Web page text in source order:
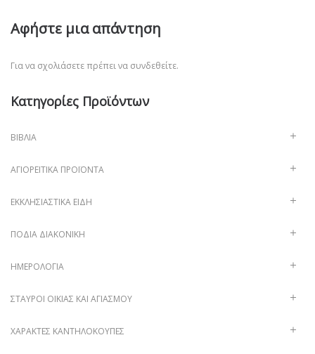
Αφήστε μια απάντηση
Για να σχολιάσετε πρέπει να συνδεθείτε.
Κατηγορίες Προϊόντων
ΒΙΒΛΊΑ
ΑΓΙΟΡΕΊΤΙΚΑ ΠΡΟΪΌΝΤΑ
ΕΚΚΛΗΣΙΑΣΤΙΚΆ ΕΊΔΗ
ΠΟΔΙΆ ΔΙΑΚΟΝΙΚΉ
ΗΜΕΡΟΛΌΓΙΑ
ΣΤΑΥΡΟΊ ΟΙΚΊΑΣ ΚΑΙ ΑΓΙΑΣΜΟΎ
ΧΑΡΑΚΤΈΣ ΚΑΝΤΗΛΌΚΟΥΠΕΣ